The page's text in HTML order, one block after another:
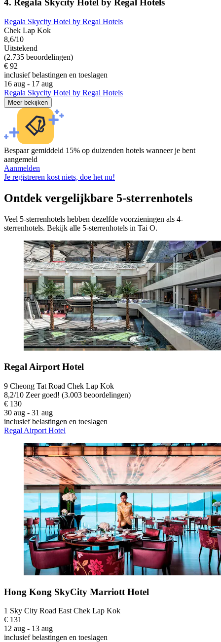
4. Regala Skycity Hotel by Regal Hotels
Regala Skycity Hotel by Regal Hotels
Chek Lap Kok
8,6/10
Uitstekend
(2.735 beoordelingen)
€ 92
inclusief belastingen en toeslagen
16 aug - 17 aug
Regala Skycity Hotel by Regal Hotels
Meer bekijken
Bespaar gemiddeld 15% op duizenden hotels wanneer je bent
aangemeld
Aanmelden
Je registreren kost niets, doe het nu!
Ontdek vergelijkbare 5-sterrenhotels
Veel 5-sterrenhotels hebben dezelfde voorzieningen als 4-
sterrenhotels. Bekijk alle 5-sterrenhotels in Tai O.
Regal Airport Hotel
9 Cheong Tat Road Chek Lap Kok
8,2/10 Zeer goed! (3.003 beoordelingen)
€ 130
30 aug - 31 aug
inclusief belastingen en toeslagen
Regal Airport Hotel
Hong Kong SkyCity Marriott Hotel
1 Sky City Road East Chek Lap Kok
€ 131
12 aug - 13 aug
inclusief belastingen en toeslagen